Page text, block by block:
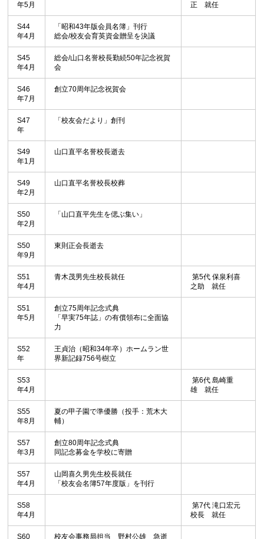
年5月
正 就任
S44
年4月
「昭和43年版会員名簿」刊行
総会/校友会育英資金贈呈を決議
S45
年4月
総会/山口名誉校長勤続50年記念祝賀
会
S46
年7月
創立70周年記念祝賀会
S47
年
「校友会だより」創刊
S49
年1月
山口直平名誉校長逝去
S49
年2月
山口直平名誉校長校葬
S50
年2月
「山口直平先生を偲ぶ集い」
S50
年9月
東則正会長逝去
S51
年4月
青木茂男先生校長就任
第5代 保泉利喜
之助 就任
S51
年5月
創立75周年記念式典
「早実75年誌」の有償領布に全面協
力
S52
年
王貞治（昭和34年卒）ホームラン世
界新記録756号樹立
S53
年4月
第6代 島崎重
雄 就任
S55
年8月
夏の甲子園で準優勝（投手：荒木大
輔）
S57
年3月
創立80周年記念式典
同記念募金を学校に寄贈
S57
年4月
山岡喜久男先生校長就任
「校友会名簿57年度版」を刊行
S58
年4月
第7代 滝口宏元
校長 就任
S60 校友会事務局担当 野村公雄 急逝